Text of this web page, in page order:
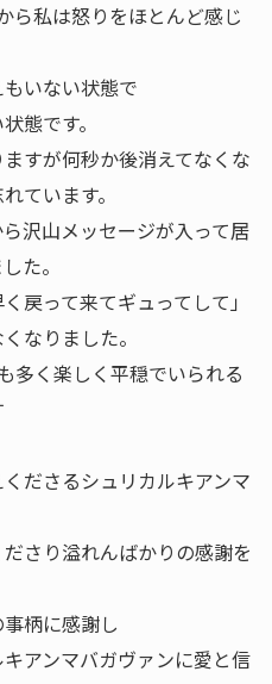
ら私は怒りをほとんど感じ
いない状態で
態です。
すが何秒か後消えてなくな
ています。
沢山メッセージが入って居
た。
戻って来てギュってして」
なりました。
多く楽しく平穏でいられる
ださるシュリカルキアンマ
さり溢れんばかりの感謝を
柄に感謝し
アンマバガヴァンに愛と信